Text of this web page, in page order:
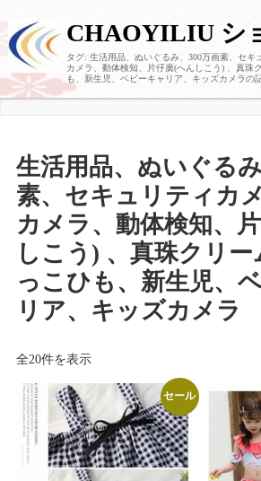
CHAOYILIU シ
タグ: 生活用品、ぬいぐるみ、300万画素、セキ
カメラ、動体検知、片仔廣(へんしこう) 、真珠
も、新生児、ベビーキャリア、キッズカメラの
生活用品、ぬいぐる
素、セキュリティカ
カメラ、動体検知、
しこう) 、真珠クリー
っこひも、新生児、
リア、キッズカメラ
全20件を表示
セール